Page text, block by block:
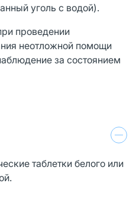
уголь с водой).
проведении
неотложной помощи
за состоянием
таблетки белого или